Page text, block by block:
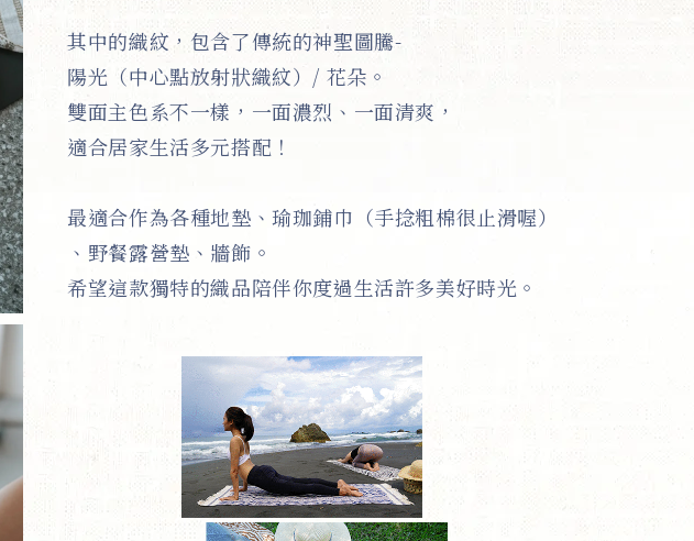
其中的織紋，包含了傳統的神聖圖騰-
陽光（中心點放射狀織紋）/ 花朵。
雙面主色系不一樣，一面濃烈、一面清爽，
適合居家生活多元搭配！
最適合作為各種地墊、瑜珈鋪巾（手捻粗棉很止滑喔）
、野餐露營墊、牆飾。
希望這款獨特的織品陪伴你度過生活許多美好時光。